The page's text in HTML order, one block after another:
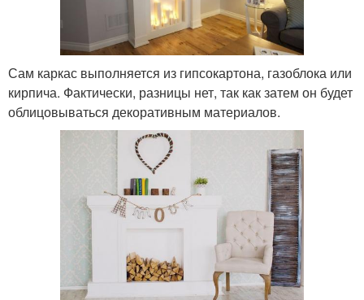
Сам каркас выполняется из гипсокартона, газоблока или
кирпича. Фактически, разницы нет, так как затем он будет
облицовываться декоративным материалов.